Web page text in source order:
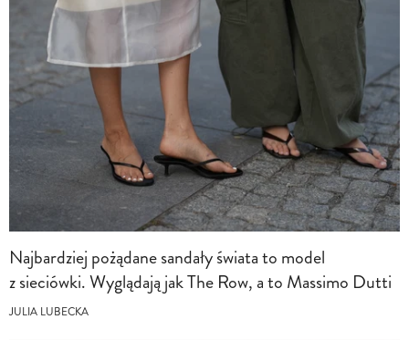
Najbardziej pożądane sandały świata to model
z sieciówki. Wyglądają jak The Row, a to Massimo Dutti
JULIA LUBECKA